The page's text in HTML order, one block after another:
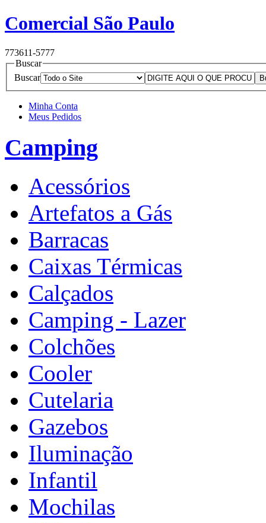
Comercial São Paulo
773611-5777
Buscar
Buscar
Minha Conta
Meus Pedidos
Camping
Acessórios
Artefatos a Gás
Barracas
Caixas Térmicas
Calçados
Camping - Lazer
Colchões
Cooler
Cutelaria
Gazebos
Iluminação
Infantil
Mochilas